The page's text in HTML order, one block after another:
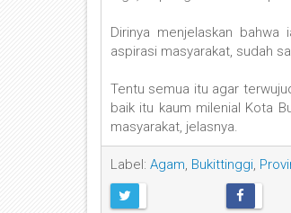
Dirinya menjelaskan
aspirasi masyarakat, sudah
Tentu semua itu agar
baik itu kaum milenial Kota
masyarakat, jelasnya.
Label: Agam, Bukittinggi,